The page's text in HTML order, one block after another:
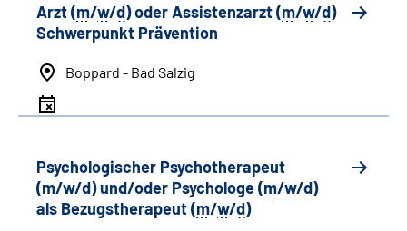
Arzt (m/w/d) oder Assistenzarzt (m/w/d)
Schwerpunkt Prävention
Boppard - Bad Salzig
Psychologischer Psychotherapeut
(m/w/d) und/oder Psychologe (m/w/d)
als Bezugstherapeut (m/w/d)